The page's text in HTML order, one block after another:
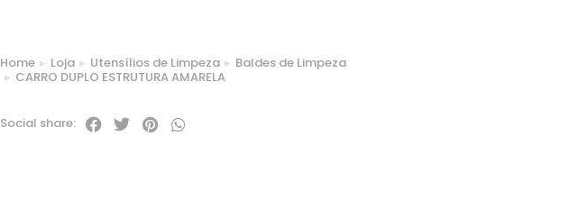
You are here:
Home Loja Utensílios de Limpeza
Baldes de Limpeza
CARRO DUPLO ESTRUTURA AMARELA
Social share: